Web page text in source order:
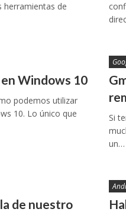
herramientas de
Windows 10
podemos utilizar
10. Lo único que
Si
un…
de nuestro